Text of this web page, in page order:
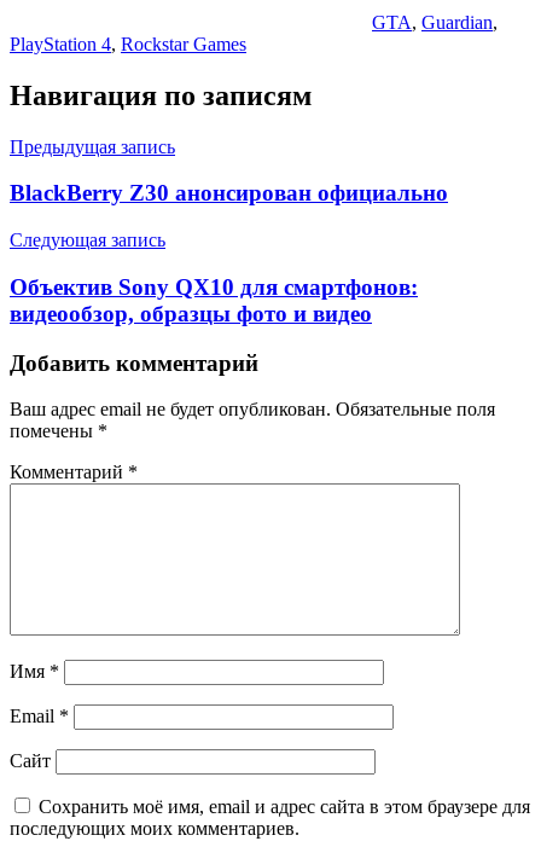
GTA, Guardian,
PlayStation 4, Rockstar Games
Навигация по записям
Предыдущая запись
BlackBerry Z30 анонсирован официально
Следующая запись
Объектив Sony QX10 для смартфонов:
видеообзор, образцы фото и видео
Добавить комментарий
Ваш адрес email не будет опубликован. Обязательные поля
помечены *
Комментарий *
Имя *
Email *
Сайт
Сохранить моё имя, email и адрес сайта в этом браузере для
последующих моих комментариев.